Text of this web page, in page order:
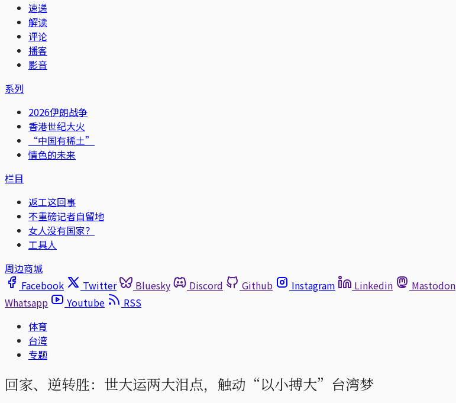
速递
解读
评论
播客
影音
系列
2026伊朗战争
香港世纪大火
“中国有稀土”
情色的未来
栏目
返工这回事
不重磅记者自留地
女人没有国家？
工具人
周边商城
Facebook
Twitter Bluesky Discord Github Instagram Linkedin Mastodon
Whatsapp
Youtube
RSS
体育
台湾
专题
回家、逆转胜：世大运两大泪点，触动“以小搏大”台湾梦